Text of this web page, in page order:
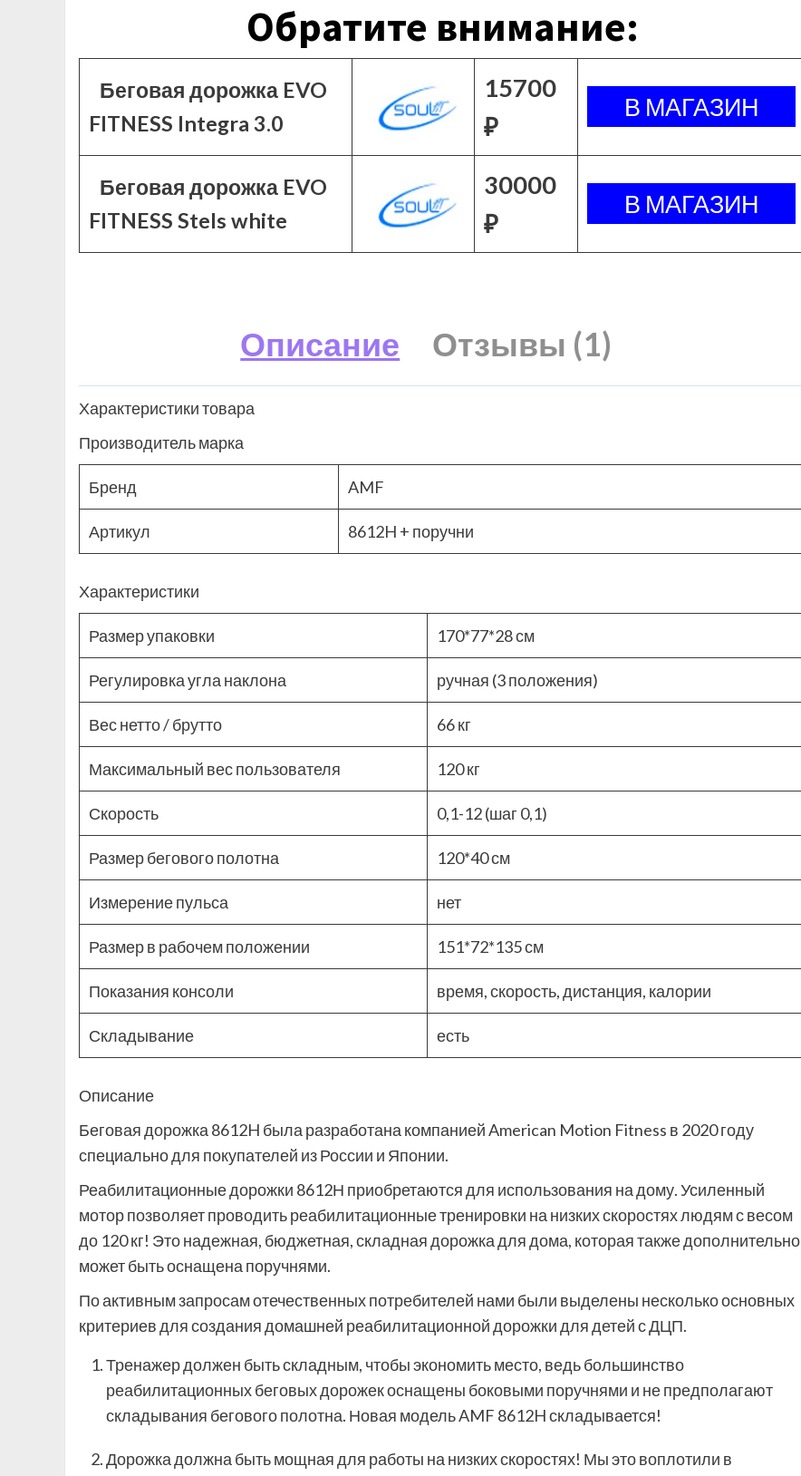
Обратите внимание:
Беговая дорожка EVO
FITNESS Integra 3.0
15700
₽
Беговая дорожка EVO
FITNESS Stels white
30000
₽
Описание Отзывы (1)
Характеристики товара
Производитель марка
Бренд AMF
Артикул 8612H + поручни
Характеристики
Размер упаковки 170*77*28 см
Регулировка угла наклона ручная (3 положения)
Вес нетто / брутто 66 кг
Максимальный вес пользователя 120 кг
Скорость 0,1-12 (шаг 0,1)
Размер бегового полотна 120*40 см
Измерение пульса нет
Размер в рабочем положении 151*72*135 см
Показания консоли время, скорость, дистанция, калории
Складывание есть
Описание
Беговая дорожка 8612H была разработана компанией American Motion Fitness в 2020 году
специально для покупателей из России и Японии.
Реабилитационные дорожки 8612Н приобретаются для использования на дому. Усиленный
мотор позволяет проводить реабилитационные тренировки на низких скоростях людям с весом
до 120 кг! Это надежная, бюджетная, складная дорожка для дома, которая также дополнительно
может быть оснащена поручнями.
По активным запросам отечественных потребителей нами были выделены несколько основных
критериев для создания домашней реабилитационной дорожки для детей с ДЦП.
Тренажер должен быть складным, чтобы экономить место, ведь большинство
реабилитационных беговых дорожек оснащены боковыми поручнями и не предполагают
складывания бегового полотна. Новая модель AMF 8612H складывается!
Дорожка должна быть мощная для работы на низких скоростях! Мы это воплотили в